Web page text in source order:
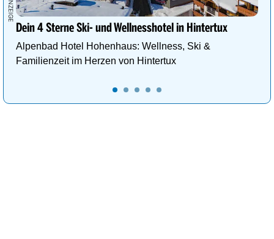
Dein 4 Sterne Ski- und Wellnesshotel in Hintertux
Alpenbad Hotel Hohenhaus: Wellness, Ski &
Familienzeit im Herzen von Hintertux